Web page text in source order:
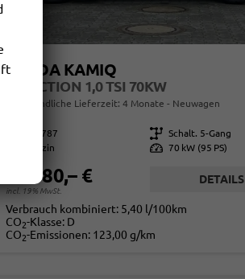
SKODA KAMIQ
SELECTION 1,0 TSI 70KW
unverbindliche Lieferzeit: 4 Monate Neuwagen
859787 Getriebe Schalt. 5-Gang
Benzin Leistung 70 kW (95 PS)
21.580,– €
incl. 19% MwSt.
DETAILS
Verbrauch kombiniert: 5,40 l/100km
CO2-Klasse: D
CO2-Emissionen: 123,00 g/km